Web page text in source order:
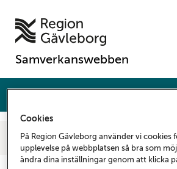
Samverkanswebben
Meny
Samverkanswebben Vårdgivare
Samverkan
Kommun- och regionsamverkan
Cookies
På Region Gävleborg använder vi cookies
upplevelse på webbplatsen så bra som
ändra dina inställningar genom att klicka